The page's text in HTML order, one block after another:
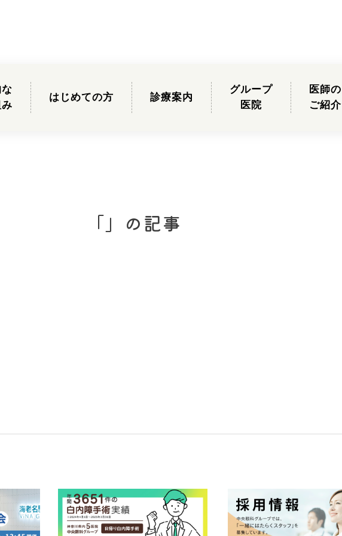
はじめての方 診療案内
グループ
医院
医師の
ご紹介
「」の記事